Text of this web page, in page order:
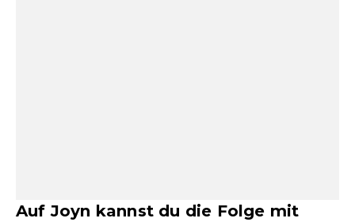
Auf Joyn kannst du die Folge mit